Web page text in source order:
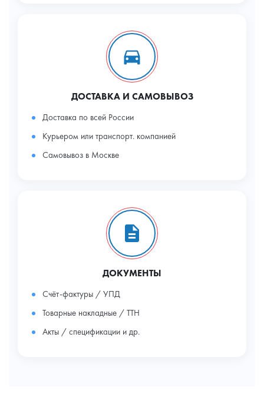
ДОСТАВКА И САМОВЫВОЗ
Доставка по всей России
Курьером или транспорт. компанией
Самовывоз в Москве
ДОКУМЕНТЫ
Счёт-фактуры / УПД
Товарные накладные / ТТН
Акты / спецификации и др.